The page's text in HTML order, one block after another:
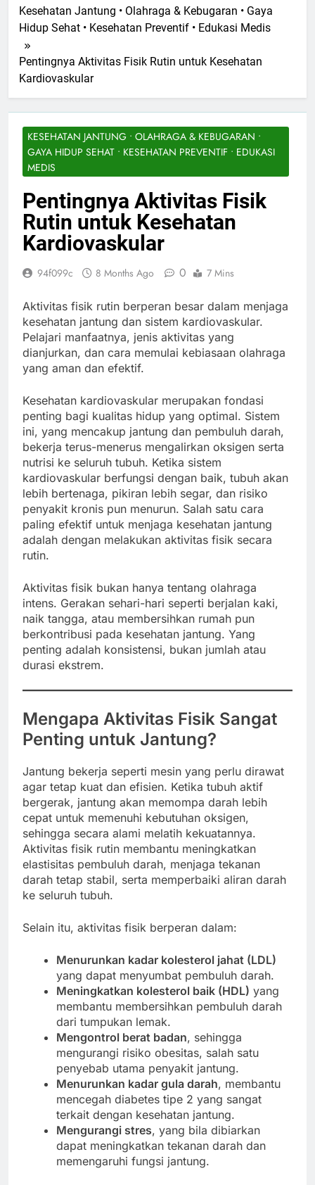
Kesehatan Jantung • Olahraga & Kebugaran • Gaya
Hidup Sehat • Kesehatan Preventif • Edukasi Medis
Pentingnya Aktivitas Fisik Rutin untuk Kesehatan
Kardiovaskular
KESEHATAN JANTUNG • OLAHRAGA & KEBUGARAN •
GAYA HIDUP SEHAT • KESEHATAN PREVENTIF • EDUKASI
MEDIS
Pentingnya Aktivitas Fisik
Rutin untuk Kesehatan
Kardiovaskular
94f099c 8 Months Ago 0 7 Mins
Aktivitas fisik rutin berperan besar dalam menjaga
kesehatan jantung dan sistem kardiovaskular.
Pelajari manfaatnya, jenis aktivitas yang
dianjurkan, dan cara memulai kebiasaan olahraga
yang aman dan efektif.
Kesehatan kardiovaskular merupakan fondasi
penting bagi kualitas hidup yang optimal. Sistem
ini, yang mencakup jantung dan pembuluh darah,
bekerja terus-menerus mengalirkan oksigen serta
nutrisi ke seluruh tubuh. Ketika sistem
kardiovaskular berfungsi dengan baik, tubuh akan
lebih bertenaga, pikiran lebih segar, dan risiko
penyakit kronis pun menurun. Salah satu cara
paling efektif untuk menjaga kesehatan jantung
adalah dengan melakukan aktivitas fisik secara
rutin.
Aktivitas fisik bukan hanya tentang olahraga
intens. Gerakan sehari-hari seperti berjalan kaki,
naik tangga, atau membersihkan rumah pun
berkontribusi pada kesehatan jantung. Yang
penting adalah konsistensi, bukan jumlah atau
durasi ekstrem.
Mengapa Aktivitas Fisik Sangat
Penting untuk Jantung?
Jantung bekerja seperti mesin yang perlu dirawat
agar tetap kuat dan efisien. Ketika tubuh aktif
bergerak, jantung akan memompa darah lebih
cepat untuk memenuhi kebutuhan oksigen,
sehingga secara alami melatih kekuatannya.
Aktivitas fisik rutin membantu meningkatkan
elastisitas pembuluh darah, menjaga tekanan
darah tetap stabil, serta memperbaiki aliran darah
ke seluruh tubuh.
Selain itu, aktivitas fisik berperan dalam:
Menurunkan kadar kolesterol jahat (LDL)
yang dapat menyumbat pembuluh darah.
Meningkatkan kolesterol baik (HDL) yang
membantu membersihkan pembuluh darah
dari tumpukan lemak.
Mengontrol berat badan, sehingga
mengurangi risiko obesitas, salah satu
penyebab utama penyakit jantung.
Menurunkan kadar gula darah, membantu
mencegah diabetes tipe 2 yang sangat
terkait dengan kesehatan jantung.
Mengurangi stres, yang bila dibiarkan
dapat meningkatkan tekanan darah dan
memengaruhi fungsi jantung.